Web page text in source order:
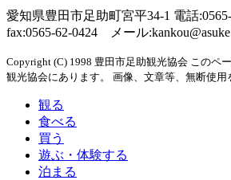
愛知県豊田市足助町宮平34-1 電話
fax:0565-62-0424 メール
Copyright (C) 1998 豊田市足助観光協会 このペ
観光協会にあります。 画像、文章等、無断使用
観る
食べる
買う
遊ぶ・体験する
泊まる